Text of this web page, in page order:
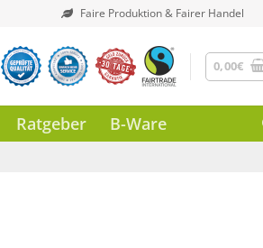
Faire Produktion & Fairer Handel
0,00€
Ratgeber B-Ware